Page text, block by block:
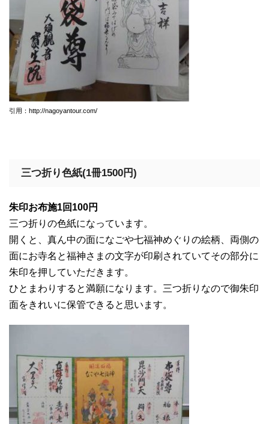
引用：http://nagoyantour.com/
三つ折り色紙(1冊1500円)
朱印お布施1回100円
三つ折りの色紙になっています。
開くと、真ん中の面になごや七福神めぐりの絵柄、両側の
面にお寺名と福神さまの文字が印刷されていてその部分に
朱印を押していただきます。
ひとまわりすると満願になります。三つ折りなので御朱印
面をきれいに保管できると思います。